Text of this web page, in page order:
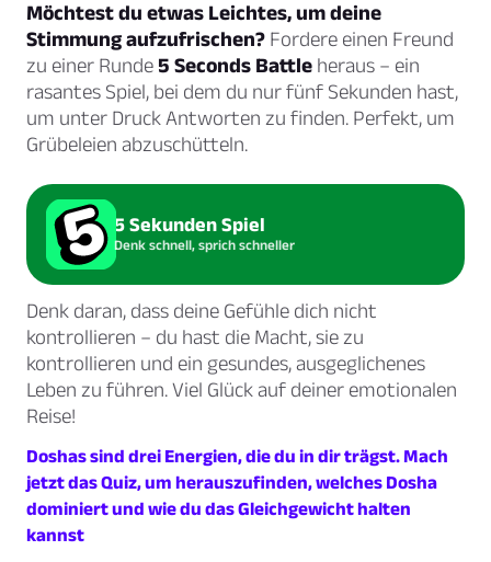
Möchtest du etwas Leichtes, um deine
Stimmung aufzufrischen? Fordere einen Freund
zu einer Runde 5 Seconds Battle heraus – ein
rasantes Spiel, bei dem du nur fünf Sekunden hast,
um unter Druck Antworten zu finden. Perfekt, um
Grübeleien abzuschütteln.
5 Sekunden Spiel
Denk schnell, sprich schneller
Denk daran, dass deine Gefühle dich nicht
kontrollieren – du hast die Macht, sie zu
kontrollieren und ein gesundes, ausgeglichenes
Leben zu führen. Viel Glück auf deiner emotionalen
Reise!
Doshas sind drei Energien, die du in dir trägst. Mach
jetzt das Quiz, um herauszufinden, welches Dosha
dominiert und wie du das Gleichgewicht halten
kannst